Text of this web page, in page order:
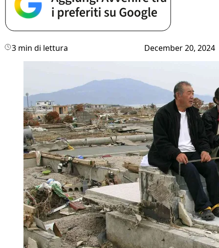
3 min di lettura December 20, 2024